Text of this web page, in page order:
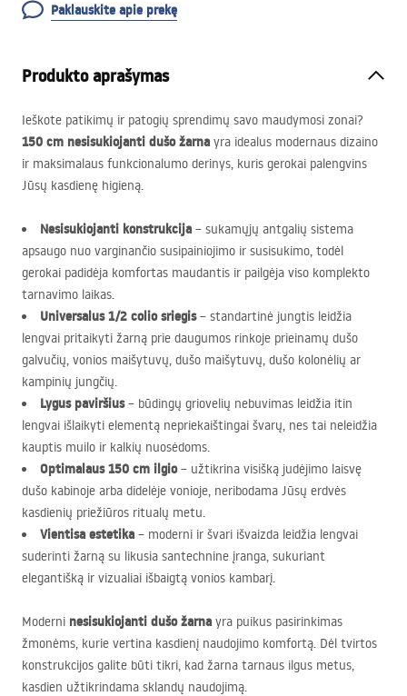
Paklauskite apie prekę
Produkto aprašymas
Ieškote patikimų ir patogių sprendimų savo maudymosi zonai?
150 cm nesisukiojanti dušo žarna yra idealus modernaus dizaino
ir maksimalaus funkcionalumo derinys, kuris gerokai palengvins
Jūsų kasdienę higieną.
Nesisukiojanti konstrukcija – sukamųjų antgalių sistema
apsaugo nuo varginančio susipainiojimo ir susisukimo, todėl
gerokai padidėja komfortas maudantis ir pailgėja viso komplekto
tarnavimo laikas.
Universalus 1/2 colio sriegis– standartinė jungtis leidžia
lengvai pritaikyti žarną prie daugumos rinkoje prieinamų dušo
galvučių, vonios maišytuvų, dušo maišytuvų, dušo kolonėlių ar
kampinių jungčių.
Lygus paviršius– būdingų griovelių nebuvimas leidžia itin
lengvai išlaikyti elementą nepriekaištingai švarų, nes tai neleidžia
kauptis muilo ir kalkių nuosėdoms.
Optimalaus 150 cm ilgio– užtikrina visišką judėjimo laisvę
dušo kabinoje arba didelėje vonioje, neribodama Jūsų erdvės
kasdienių priežiūros ritualų metu.
Vientisa estetika – moderni ir švari išvaizda leidžia lengvai
suderinti žarną su likusia santechnine įranga, sukuriant
elegantišką ir vizualiai išbaigtą vonios kambarį.
Moderni nesisukiojanti dušo žarna yra puikus pasirinkimas
žmonėms, kurie vertina kasdienį naudojimo komfortą. Dėl tvirtos
konstrukcijos galite būti tikri, kad žarna tarnaus ilgus metus,
kasdien užtikrindama sklandų naudojimą.